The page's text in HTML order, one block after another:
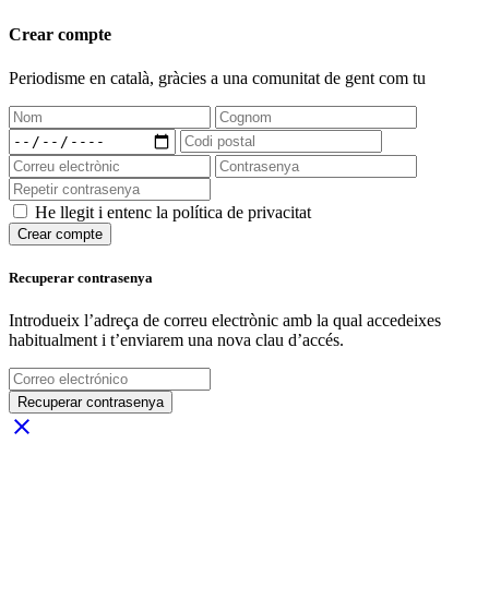
Crear compte
Periodisme en català, gràcies a una comunitat de gent com tu
He llegit i entenc la política de privacitat
Crear compte
Recuperar contrasenya
Introdueix l’adreça de correu electrònic amb la qual accedeixes
habitualment i t’enviarem una nova clau d’accés.
Recuperar contrasenya
close